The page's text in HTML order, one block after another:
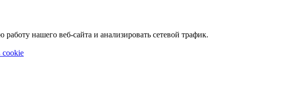
нашего веб-сайта и анализировать сетевой трафик.
cookie